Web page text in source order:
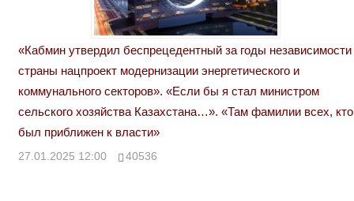
«Кабмин утвердил беспрецедентный за годы независимости
страны нацпроект модернизации энергетического и
коммунального секторов». «Если бы я стал министром
сельского хозяйства Казахстана…». «Там фамилии всех, кто
был приближен к власти»
27.01.2025 12:00 40536